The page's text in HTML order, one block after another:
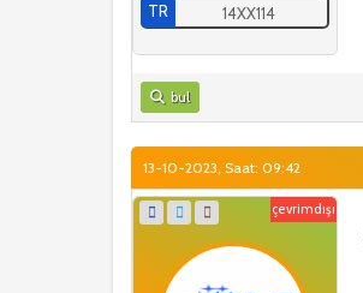
TR 14XX114
bul
13-10-2023, Saat: 09:42
çevrimdışı